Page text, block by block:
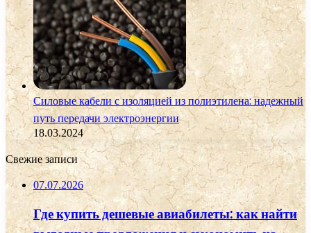
Силовые кабели с изоляцией из полиэтилена: надежный
путь передачи электроэнергии
18.03.2024
Свежие записи
07.07.2026
Где купить дешевые авиабилеты: как найти